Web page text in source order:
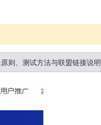
则、 测试方法与联盟链接说明